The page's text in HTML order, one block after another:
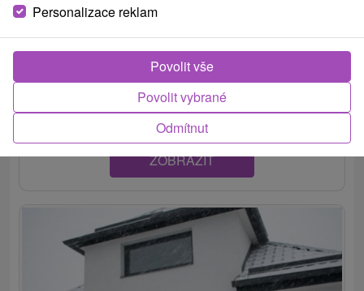
Apartmány Nevädza Uhorská Ves
Uhorská Ves
Moderné Apartmány Nevädza v obci Uhorská Ves
ponúkajú komfortné ubytovanie počas celého roka....
ZOBRAZIT
Personalizace reklam
Odmítnut
Povolit vybrané
Povolit vše